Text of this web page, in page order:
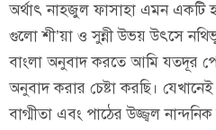
অর্থাৎ নাহজুল ফাসাহা এমন একটি
গুলো শী’য়া ও সুন্নী উভয় উৎসে
বাংলা অনুবাদ করতে আমি যতদূর
অনুবাদ করার চেষ্টা করছি।
বাগ্মীতা এবং পাঠের উজ্জ্বল